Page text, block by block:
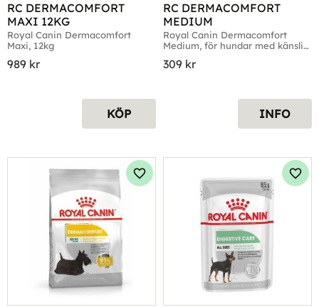
RC DERMACOMFORT
MAXI 12KG
Royal Canin Dermacomfort
Maxi, 12kg
989 kr
KÖP
RC DERMACOMFORT
MEDIUM
Royal Canin Dermacomfort
Medium, för hundar med känslig
309 kr
INFO
Lägg till i favoriter